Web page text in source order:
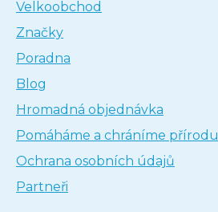
Velkoobchod
Značky
Poradna
Blog
Hromadná objednávka
Pomáháme a chráníme přírodu
Ochrana osobních údajů
Partneři